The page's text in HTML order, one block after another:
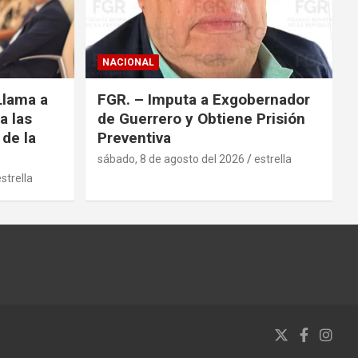
a
las
la
NACIONAL
FGR. – Imputa a Exgobernador
de Guerrero y Obtiene Prisión
Preventiva
sábado, 8 de agosto del 2026 estrella